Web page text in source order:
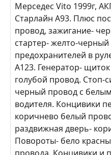
Мерседес Vito 1999г,
Старлайн А93. Плюс
провод, зажигание-
стартер- желто-
предохранителей в
А123. Генератор-
голубой провод. Стоп-
черный провод с
водителя. Концивики
коричнево белый
раздвижная дверь-
Повороты- бело